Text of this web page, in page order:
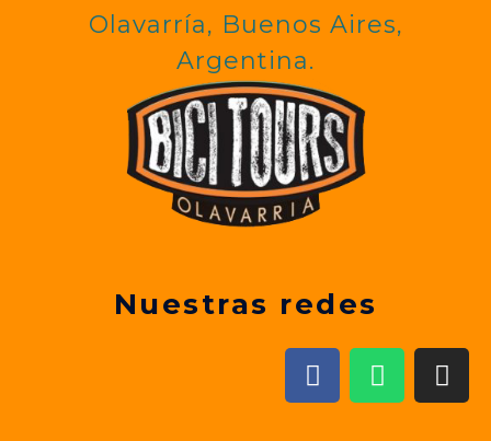
Olavarría, Buenos Aires,
Argentina.
Nuestras redes
F
a
W
h
I
n